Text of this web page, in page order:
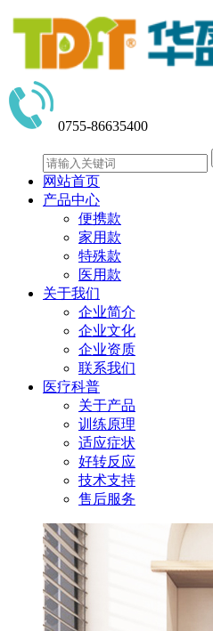
0755-86635400
网站首页
产品中心
便携款
家用款
特殊款
医用款
关于我们
企业简介
企业文化
企业资质
联系我们
医疗科普
关于产品
训练原理
适应症状
好转反应
技术支持
售后服务